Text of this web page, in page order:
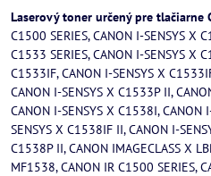
Laserový toner určený pre tlačiarne
C1500 SERIES, CANON I-SENSYS X
C1533 SERIES, CANON I-SENSYS X
C1533IF, CANON I-SENSYS X
CANON I-SENSYS X C1533P II,
CANON I-SENSYS X C1538I, CANON
SENSYS X C1538IF II, CANON I-
C1538P II, CANON IMAGECLASS X
MF1538, CANON IR C1500 SERIES,